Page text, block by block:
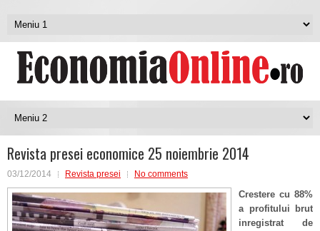
Revista presei economice 25 noiembrie 2014
03/12/2014 Revista presei No comments
Crestere cu 88%
a profitului brut
inregistrat de